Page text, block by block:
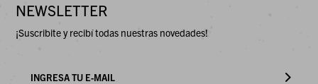
NEWSLETTER
¡Suscribite y recibí todas nuestras novedades!